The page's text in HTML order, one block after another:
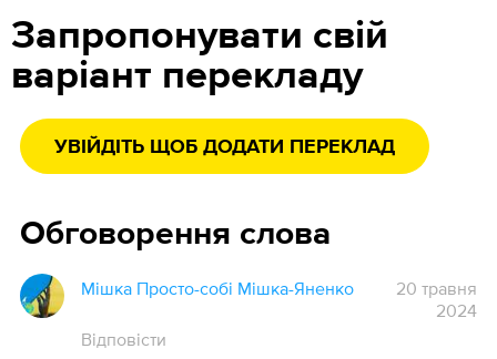
Запропонувати свій
варіант перекладу
УВІЙДІТЬ ЩОБ ДОДАТИ ПЕРЕКЛАД
Обговорення слова
Мішка Просто-собі Мішка-Яненко
20 травня
2024
Відповісти